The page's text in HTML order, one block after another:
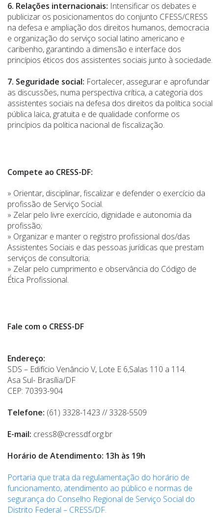
6. Relações internacionais: Intensificar os debates e
publicizar os posicionamentos do conjunto CFESS/CRESS
na defesa e ampliação dos direitos humanos, democracia
e organização do serviço social latino americano e
caribenho, garantindo a dimensão e interface dos
princípios éticos dos assistentes sociais junto à sociedade.
7. Seguridade social: Fortalecer, assegurar e aprofundar
as discussões, numa perspectiva crítica, a categoria dos
assistentes sociais na defesa dos direitos da política social
pública laica, gratuita e de qualidade conforme os
princípios da politica nacional de fiscalização.
Compete ao CRESS-DF:
» Orientar, disciplinar, fiscalizar e defender o exercício da
profissão de Serviço Social.
» Zelar pelo livre exercício, dignidade e autonomia da
profissão;
» Organizar e manter o registro profissional dos/das
Assistentes Sociais e das pessoas jurídicas que prestam
serviços de consultoria;
» Zelar pelo cumprimento e observância do Código de
Ética Profissional.
Fale com o CRESS-DF
Endereço:
SDS – Edifício Venâncio V, Lote E 6,Salas 110 a 114.
Asa Sul- Brasília/DF
CEP: 70393-904
Telefone: (61) 3328-1423 // 3328-5509
E-mail: cress8@cressdf.org.br
Horário de Atendimento: 13h às 19h
Portaria que trata da regulamentação do horário de
funcionamento, atendimento ao público e normas de
segurança do Conselho Regional de Serviço Social do
Distrito Federal – CRESS/DF.